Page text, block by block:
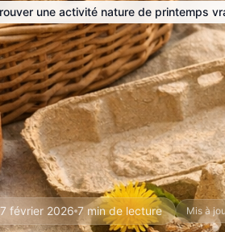
une activité nature de printemps
février 2026 7 min de lecture Mis à